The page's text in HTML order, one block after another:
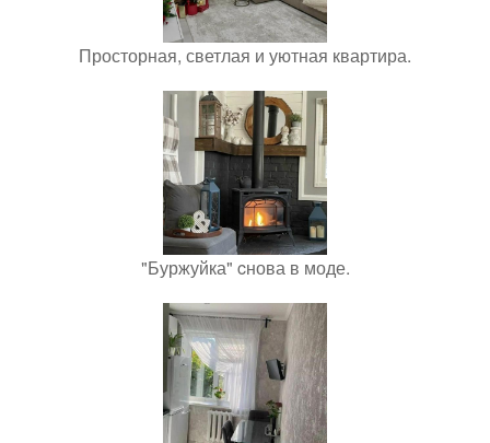
Просторная, светлая и уютная квартира.
"Буржуйка" cнова в моде.